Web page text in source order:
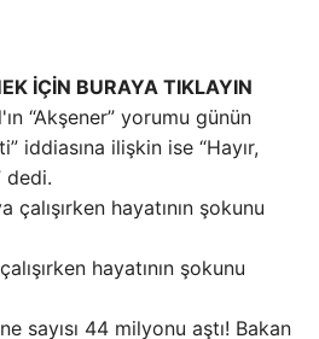
İÇİN BURAYA TIKLAYIN
“Akşener” yorumu günün
iddiasına ilişkin ise “Hayır,
dedi.
hayatının şokunu